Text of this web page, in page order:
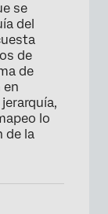
se
del
de
de
en
lo
de la